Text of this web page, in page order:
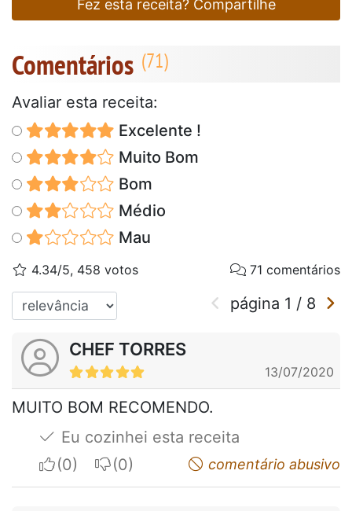
Fez esta receita? Compartilhe
Comentários
Avaliar esta receita:
Excelente !
Muito Bom
Bom
Médio
Mau
4.34/5, 458 votos 71 comentários
página 1 / 8
CHEF TORRES
13/07/2020
MUITO BOM RECOMENDO.
Eu cozinhei esta receita
I apreciateI do not appreciatecomentário abusivo